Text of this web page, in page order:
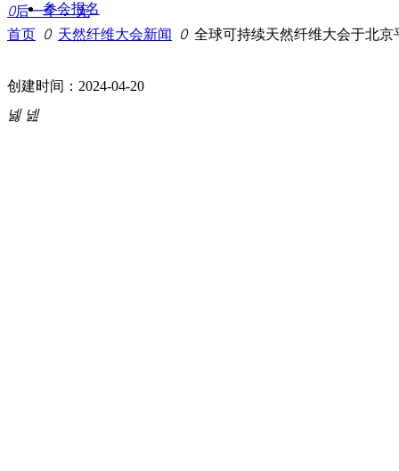
ꄲ后一个： 无
首页 ꄲ 天然纤维大会新闻 ꄲ 全球可持续天然纤维大会于北京
创建时间： 2024-04-20
넳 넲
参会报名